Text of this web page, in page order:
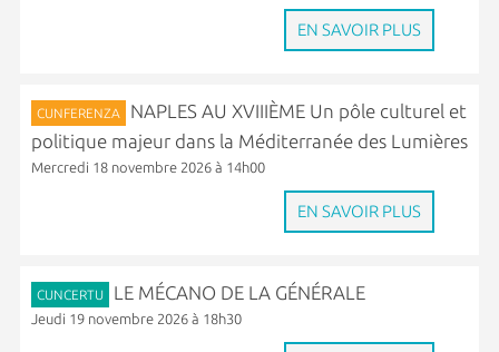
EN SAVOIR PLUS
CUNFERENZA
NAPLES AU XVIIIÈME Un pôle culturel et
politique majeur dans la Méditerranée des Lumières
Mercredi 18 novembre 2026 à 14h00
EN SAVOIR PLUS
CUNCERTU LE MÉCANO DE LA GÉNÉRALE
Jeudi 19 novembre 2026 à 18h30